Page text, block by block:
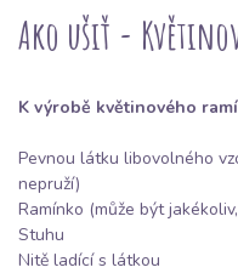
Ako ušiť -
K výrobě květinového
Pevnou látku libovolného
nepruží)
Ramínko (může být
Stuhu
Nitě ladící s látkou